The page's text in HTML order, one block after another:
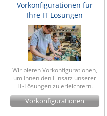
Vorkonfigurationen für
Ihre IT Lösungen
Wir bieten Vorkonfigurationen,
um Ihnen den Einsatz unserer
IT-Lösungen zu erleichtern.
Vorkonfigurationen